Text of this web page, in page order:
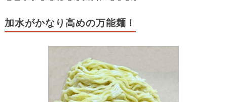
加水がかなり高めの万能麺！